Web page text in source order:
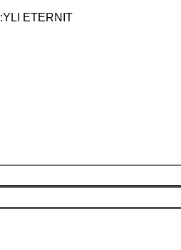
YLI ETERNIT